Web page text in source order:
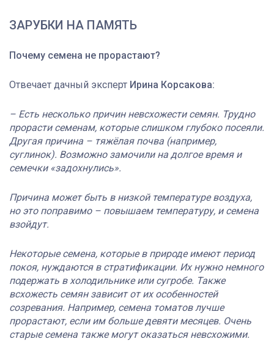
ЗАРУБКИ НА ПАМЯТЬ
Почему семена не прорастают?
Отвечает дачный эксперт Ирина Корсакова:
– Есть несколько причин невсхожести семян. Трудно
прорасти семенам, которые слишком глубоко посеяли.
Другая причина – тяжёлая почва (например,
суглинок). Возможно замочили на долгое время и
семечки «задохнулись».
Причина может быть в низкой температуре воздуха,
но это поправимо – повышаем температуру, и семена
взойдут.
Некоторые семена, которые в природе имеют период
покоя, нуждаются в стратификации. Их нужно немного
подержать в холодильнике или сугробе. Также
всхожесть семян зависит от их особенностей
созревания. Например, семена томатов лучше
прорастают, если им больше девяти месяцев. Очень
старые семена также могут оказаться невсхожими.